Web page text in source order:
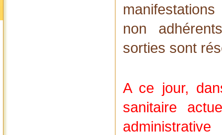
non
sorties sont
A ce jour,
sanitaire